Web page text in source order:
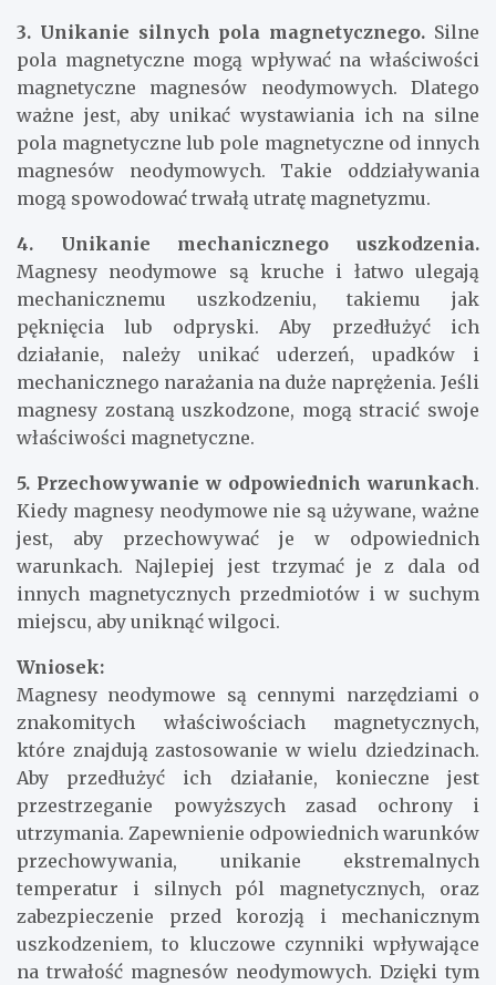
3. Unikanie silnych pola magnetycznego. Silne
pola magnetyczne mogą wpływać na właściwości
magnetyczne magnesów neodymowych. Dlatego
ważne jest, aby unikać wystawiania ich na silne
pola magnetyczne lub pole magnetyczne od innych
magnesów neodymowych. Takie oddziaływania
mogą spowodować trwałą utratę magnetyzmu.
4. Unikanie mechanicznego uszkodzenia.
Magnesy neodymowe są kruche i łatwo ulegają
mechanicznemu uszkodzeniu, takiemu jak
pęknięcia lub odpryski. Aby przedłużyć ich
działanie, należy unikać uderzeń, upadków i
mechanicznego narażania na duże naprężenia. Jeśli
magnesy zostaną uszkodzone, mogą stracić swoje
właściwości magnetyczne.
5. Przechowywanie w odpowiednich warunkach.
Kiedy magnesy neodymowe nie są używane, ważne
jest, aby przechowywać je w odpowiednich
warunkach. Najlepiej jest trzymać je z dala od
innych magnetycznych przedmiotów i w suchym
miejscu, aby uniknąć wilgoci.
Wniosek:
Magnesy neodymowe są cennymi narzędziami o
znakomitych właściwościach magnetycznych,
które znajdują zastosowanie w wielu dziedzinach.
Aby przedłużyć ich działanie, konieczne jest
przestrzeganie powyższych zasad ochrony i
utrzymania. Zapewnienie odpowiednich warunków
przechowywania, unikanie ekstremalnych
temperatur i silnych pól magnetycznych, oraz
zabezpieczenie przed korozją i mechanicznym
uszkodzeniem, to kluczowe czynniki wpływające
na trwałość magnesów neodymowych. Dzięki tym